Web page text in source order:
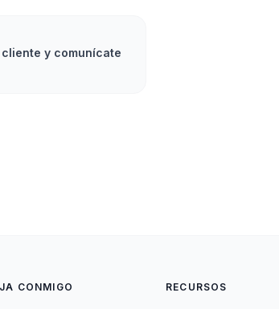
y comunícate
CONMIGO RECURSOS